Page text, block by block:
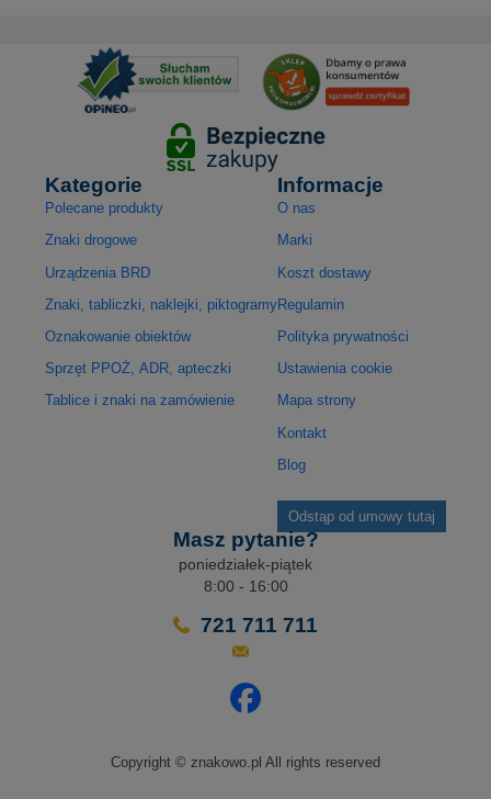
Kategorie
Polecane produkty
Znaki drogowe
Urządzenia BRD
Znaki, tabliczki, naklejki, piktogramy
Oznakowanie obiektów
Sprzęt PPOŻ, ADR, apteczki
Tablice i znaki na zamówienie
Informacje
O nas
Marki
Koszt dostawy
Regulamin
Polityka prywatności
Ustawienia cookie
Mapa strony
Kontakt
Blog
Odstąp od umowy tutaj
Masz pytanie?
poniedziałek-piątek
8:00 - 16:00
721 711 711
Odwiedź nasz profil na
Copyright © znakowo.pl All rights reserved